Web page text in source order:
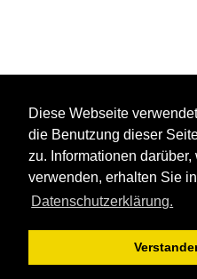
Diese Webseite
die Benutzung dieser
zu. Informationen
verwenden, erhalten Sie
Datenschutzerklärung.